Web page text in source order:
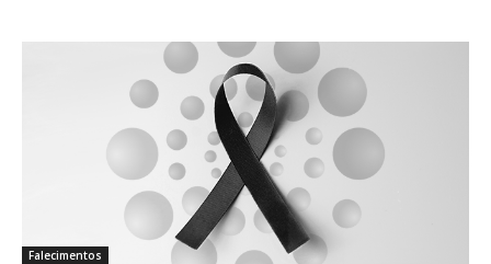
Falecimentos